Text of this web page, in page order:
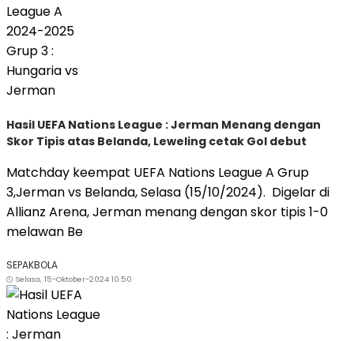
Hasil UEFA Nations League : Jerman Menang dengan
Skor Tipis atas Belanda, Leweling cetak Gol debut
Matchday keempat UEFA Nations League A Grup
3,Jerman vs Belanda, Selasa (15/10/2024). Digelar di
Allianz Arena, Jerman menang dengan skor tipis 1-0
melawan Be
SEPAKBOLA
Selasa, 15-Oktober-2024 10:50